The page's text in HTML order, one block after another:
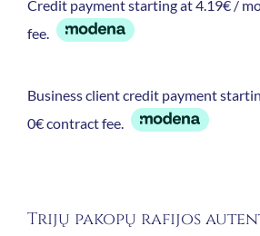
Credit payment starting at 4.19€ /
fee.
Business client credit payment
0€ contract fee.
Trijų pakopų rafijos